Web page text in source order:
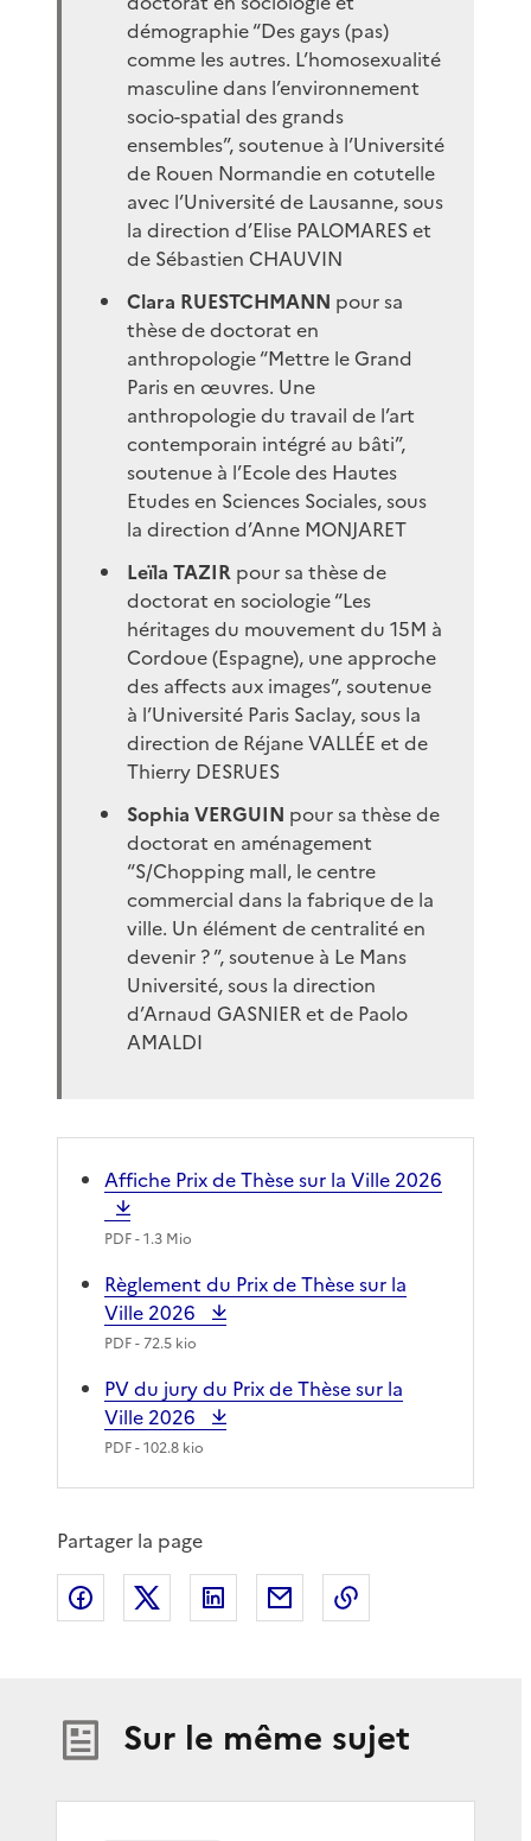
démographie “Des gays (pas)
comme les autres. L’homosexualité
masculine dans l’environnement
socio-spatial des grands
ensembles”, soutenue à l’Université
de Rouen Normandie en cotutelle
avec l’Université de Lausanne, sous
la direction d’Elise PALOMARES et
de Sébastien CHAUVIN
Clara RUESTCHMANN pour sa
thèse de doctorat en
anthropologie “Mettre le Grand
Paris en œuvres. Une
anthropologie du travail de l’art
contemporain intégré au bâti”,
soutenue à l’Ecole des Hautes
Etudes en Sciences Sociales, sous
la direction d’Anne MONJARET
Leïla TAZIR pour sa thèse de
doctorat en sociologie “Les
héritages du mouvement du 15M à
Cordoue (Espagne), une approche
des affects aux images”, soutenue
à l’Université Paris Saclay, sous la
direction de Réjane VALLÉE et de
Thierry DESRUES
Sophia VERGUIN pour sa thèse de
doctorat en aménagement
“S/Chopping mall, le centre
commercial dans la fabrique de la
ville. Un élément de centralité en
devenir ? ”, soutenue à Le Mans
Université, sous la direction
d’Arnaud GASNIER et de Paolo
AMALDI
Affiche Prix de Thèse sur la Ville 2026
PDF- 1.3 Mio
Règlement du Prix de Thèse sur la
Ville 2026
PDF- 72.5 kio
PV du jury du Prix de Thèse sur la
Ville 2026
PDF- 102.8 kio
Partager la page
Partager sur Facebook
Partager sur XPartager sur LinkedIn
Partager par email
Sur le même sujet